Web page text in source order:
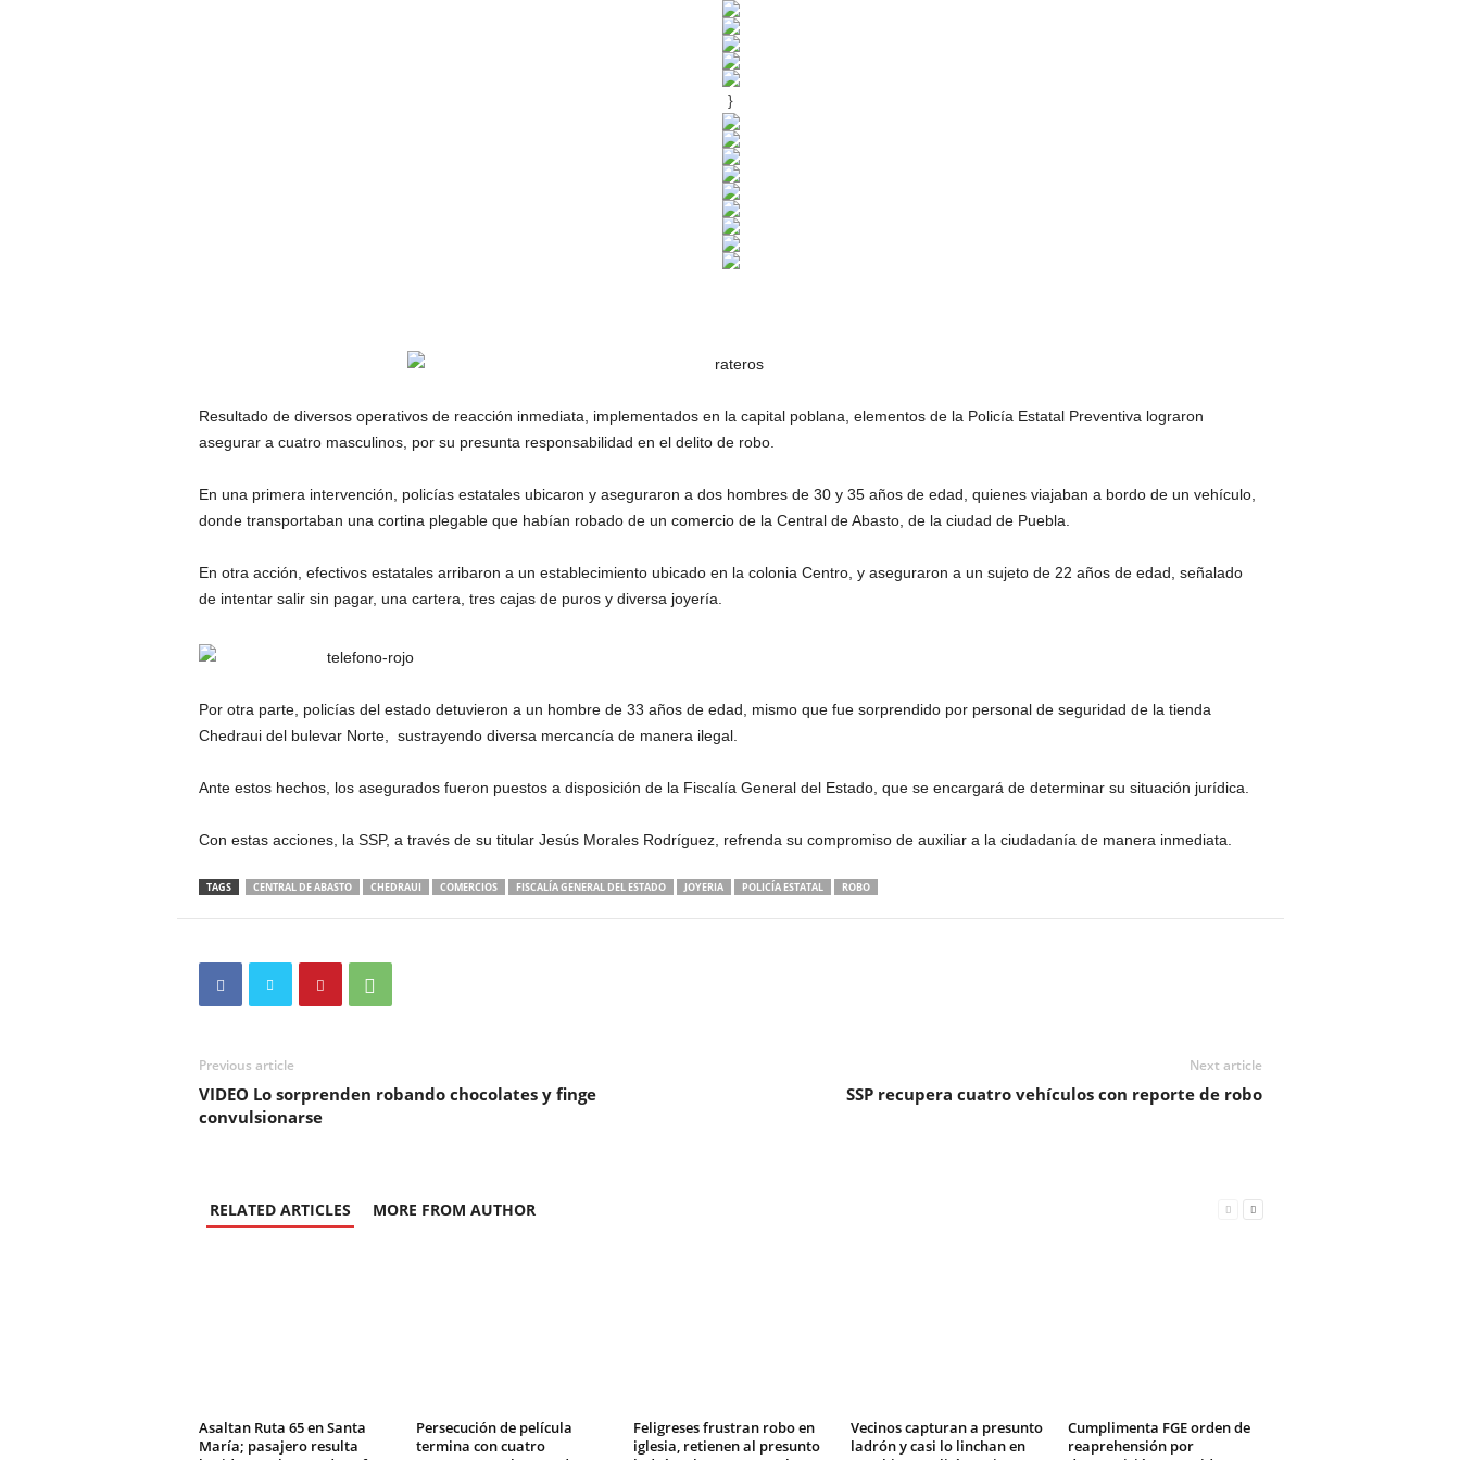
}
Resultado de diversos operativos de reacción inmediata, implementados en la capital poblana, elementos de la Policía Estatal Preventiva lograron
asegurar a cuatro masculinos, por su presunta responsabilidad en el delito de robo.
En una primera intervención, policías estatales ubicaron y aseguraron a dos hombres de 30 y 35 años de edad, quienes viajaban a bordo de un vehículo,
donde transportaban una cortina plegable que habían robado de un comercio de la Central de Abasto, de la ciudad de Puebla.
En otra acción, efectivos estatales arribaron a un establecimiento ubicado en la colonia Centro, y aseguraron a un sujeto de 22 años de edad, señalado
de intentar salir sin pagar, una cartera, tres cajas de puros y diversa joyería.
Por otra parte, policías del estado detuvieron a un hombre de 33 años de edad, mismo que fue sorprendido por personal de seguridad de la tienda
Chedraui del bulevar Norte, sustrayendo diversa mercancía de manera ilegal.
Ante estos hechos, los asegurados fueron puestos a disposición de la Fiscalía General del Estado, que se encargará de determinar su situación jurídica.
Con estas acciones, la SSP, a través de su titular Jesús Morales Rodríguez, refrenda su compromiso de auxiliar a la ciudadanía de manera inmediata.
TAGS CENTRAL DE ABASTO CHEDRAUI COMERCIOS FISCALÍA GENERAL DEL ESTADO JOYERIA POLICÍA ESTATAL ROBO
Previous article
VIDEO Lo sorprenden robando chocolates y finge
convulsionarse
Next article
SSP recupera cuatro vehículos con reporte de robo
RELATED ARTICLES MORE FROM AUTHOR
Asaltan Ruta 65 en Santa
María; pasajero resulta
Persecución de película
termina con cuatro
Feligreses frustran robo en
iglesia, retienen al presunto
Vecinos capturan a presunto
ladrón y casi lo linchan en
Cumplimenta FGE orden de
reaprehensión por